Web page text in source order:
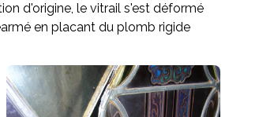
d'origine, le vitrail s'est déformé
en placant du plomb rigide